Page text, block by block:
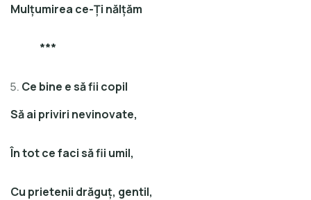
Mulţumirea ce-Ţi nălţăm
***
Ce bine e să fii copil
Să ai priviri nevinovate,
În tot ce faci să fii umil,
Cu prietenii drăguţ, gentil,